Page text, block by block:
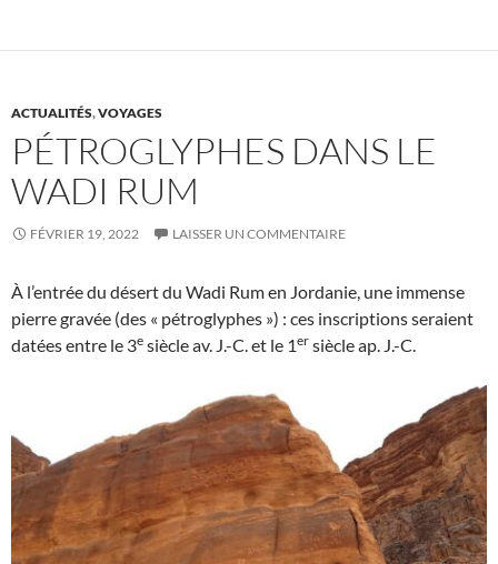
ACTUALITÉS,VOYAGES
PÉTROGLYPHES DANS LE
WADI RUM
FÉVRIER 19, 2022 LAISSER UN COMMENTAIRE
À l’entrée du désert du Wadi Rum en Jordanie, une immense
pierre gravée (des « pétroglyphes ») : ces inscriptions seraient
datées entre le 3e siècle av. J.-C. et le 1er siècle ap. J.-C.